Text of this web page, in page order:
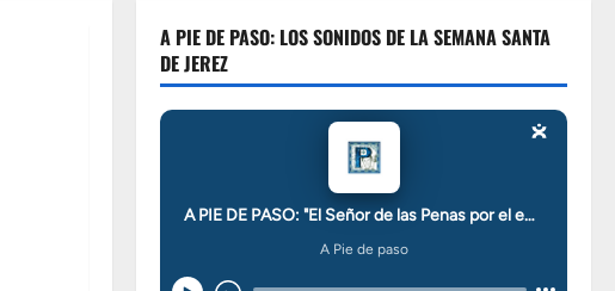
A PIE DE PASO: LOS SONIDOS DE LA SEMANA SANTA
DE JEREZ